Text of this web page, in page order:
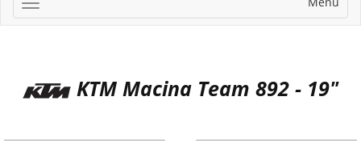
KTM Macina Team 892 - 19"